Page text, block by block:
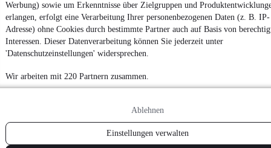
Werbung) sowie um Erkenntnisse über Zielgruppen und
erlangen, erfolgt eine Verarbeitung Ihrer personenbezogenen Daten (z. B. IP-
Adresse) ohne Cookies durch bestimmte Partner auch auf Basis von
Interessen. Dieser Datenverarbeitung können Sie jederzeit unter
'Datenschutzeinstellungen' widersprechen.
Wir arbeiten mit 220 Partnern zusammen.
Ablehnen
Einstellungen verwalten
Von Mazda Gebrauchtwagen überMazda Leasing: Autos bei
mobile.definden